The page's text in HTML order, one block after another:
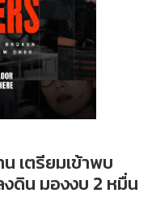
เตรียมเข้าพบ
งดิน มองงบ 2 หมื่น